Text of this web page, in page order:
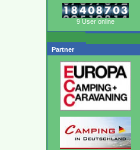
9 User online
Partner